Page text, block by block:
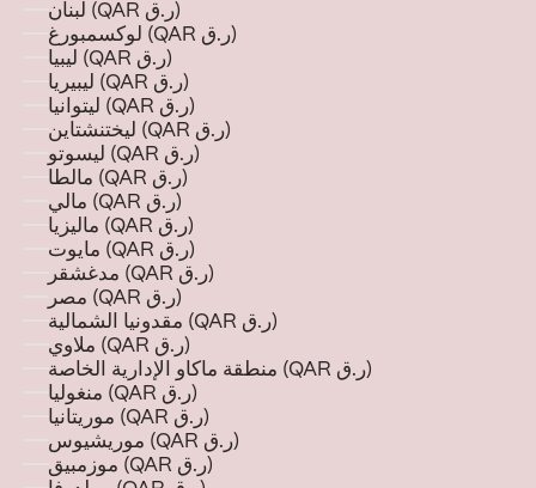
لبنان (QAR ر.ق)
لوكسمبورغ (QAR ر.ق)
ليبيا (QAR ر.ق)
ليبيريا (QAR ر.ق)
ليتوانيا (QAR ر.ق)
ليختنشتاين (QAR ر.ق)
ليسوتو (QAR ر.ق)
مالطا (QAR ر.ق)
مالي (QAR ر.ق)
ماليزيا (QAR ر.ق)
مايوت (QAR ر.ق)
مدغشقر (QAR ر.ق)
مصر (QAR ر.ق)
مقدونيا الشمالية (QAR ر.ق)
ملاوي (QAR ر.ق)
منطقة ماكاو الإدارية الخاصة (QAR ر.ق)
منغوليا (QAR ر.ق)
موريتانيا (QAR ر.ق)
موريشيوس (QAR ر.ق)
موزمبيق (QAR ر.ق)